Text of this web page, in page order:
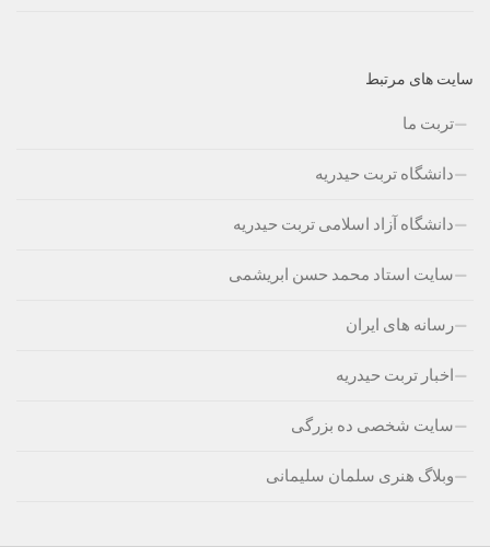
سایت های مرتبط
تربت ما
دانشگاه تربت حیدریه
دانشگاه آزاد اسلامی تربت حیدریه
سایت استاد محمد حسن ابریشمی
رسانه های ایران
اخبار تربت حیدریه
سایت شخصی ده بزرگی
وبلاگ هنری سلمان سلیمانی